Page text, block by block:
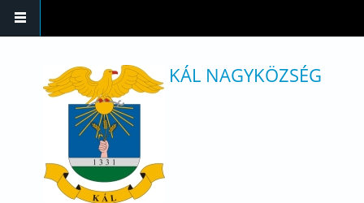
KÁL NAGYKÖZSÉG